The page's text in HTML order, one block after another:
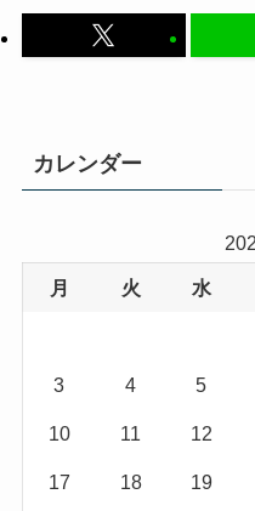
カレンダー
月 火 水
3 4 5
10 11 12
17 18 19